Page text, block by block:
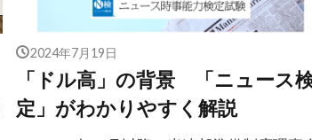
2024年7月19日
「ドル高」の背景 「ニュース
定」がわかりやすく解説